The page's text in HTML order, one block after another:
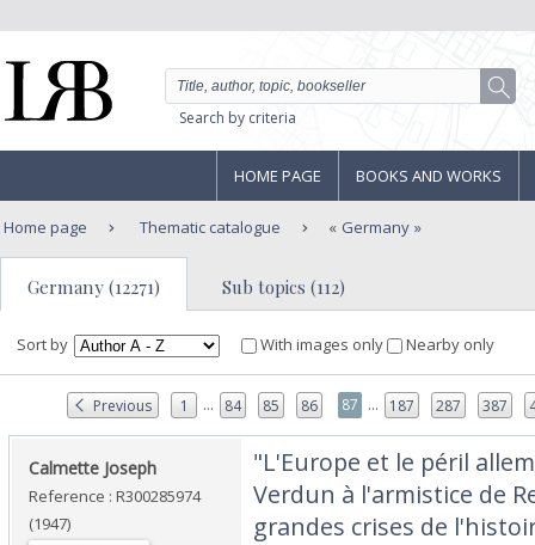
Search by criteria
HOME PAGE BOOKS AND WORKS
Home page Thematic catalogue Germany
Germany (12271) Sub topics (112)
Sort by With images only Nearby only
Previous 1 ... 84 85 86 87 ... 187 287 387
‎Calmette Joseph‎
Reference : R300285974
(1947)
‎"L'Europe et le péril
Verdun à l'armistice de
grandes crises de